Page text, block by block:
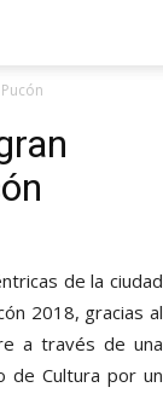
de la ciudad
2018, gracias al
a través de una
de Cultura por un